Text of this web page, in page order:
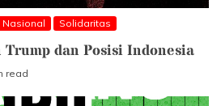
Nasional Solidaritas
Trump dan Posisi Indonesia
read